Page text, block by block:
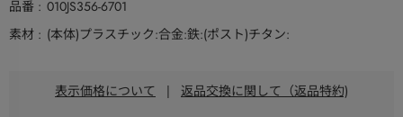
品番
010JS356-6701
素材
(本体)プラスチック:合金:鉄:(ポスト)チタン:
表示価格について | 返品交換に関して（返品特約)